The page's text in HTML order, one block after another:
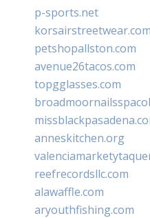
p-sports.net
korsairstreetwear.com
petshopallston.com
avenue26tacos.com
topgglasses.com
anneskitchen.org
reefrecordsllc.com
alawaffle.com
aryouthfishing.com